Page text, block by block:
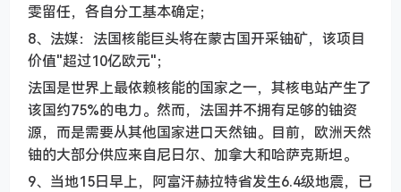
雯留任，各自分工基本确定；
8、法媒：法国核能巨头将在蒙古国开采铀矿，该项目
价值"超过10亿欧元"；
法国是世界上最依赖核能的国家之一，其核电站产生了
该国约75%的电力。然而，法国并不拥有足够的铀资
源，而是需要从其他国家进口天然铀。目前，欧洲天然
铀的大部分供应来自尼日尔、加拿大和哈萨克斯坦。
9、当地15日早上，阿富汗赫拉特省发生6.4级地震，已